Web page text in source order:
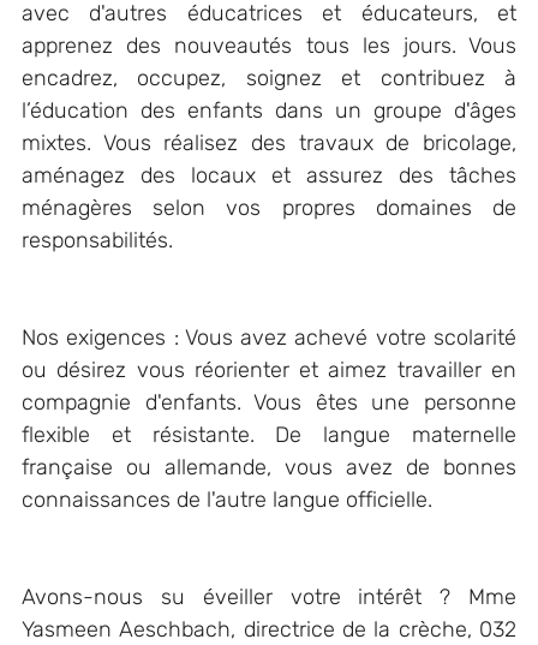
avec d'autres éducatrices et éducateurs, et
apprenez des nouveautés tous les jours. Vous
encadrez, occupez, soignez et contribuez à
l’éducation des enfants dans un groupe d'âges
mixtes. Vous réalisez des travaux de bricolage,
aménagez des locaux et assurez des tâches
ménagères selon vos propres domaines de
responsabilités.
Nos exigences : Vous avez achevé votre scolarité
ou désirez vous réorienter et aimez travailler en
compagnie d'enfants. Vous êtes une personne
flexible et résistante. De langue maternelle
française ou allemande, vous avez de bonnes
connaissances de l'autre langue officielle.
Avons-nous su éveiller votre intérêt ? Mme
Yasmeen Aeschbach, directrice de la crèche, 032